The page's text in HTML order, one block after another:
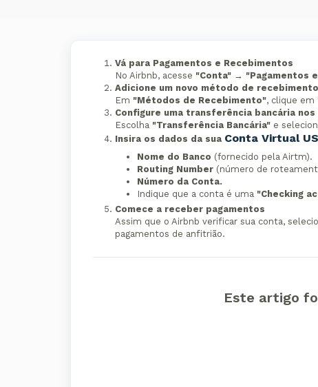
Vá para Pagamentos e Recebimentos
No Airbnb, acesse "Conta" → "Pagamentos
Adicione um novo método de recebimento
Em "Métodos de Recebimento", clique em
Configure uma transferência bancária nos
Escolha "Transferência Bancária" e
Insira os dados da sua Conta Virtual
Nome do Banco (fornecido pela Airtm).
Routing Number (número de
Número da Conta.
Indique que a conta é uma "Checking
Comece a receber pagamentos
Assim que o Airbnb verificar sua conta,
pagamentos de anfitrião.
Este artigo